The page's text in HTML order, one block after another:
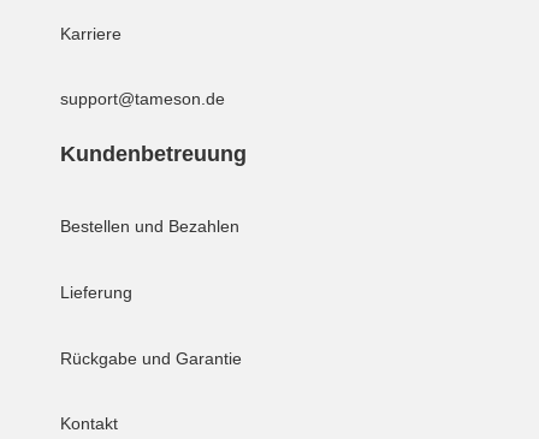
Karriere
support@tameson.de
Kundenbetreuung
Bestellen und Bezahlen
Lieferung
Rückgabe und Garantie
Kontakt